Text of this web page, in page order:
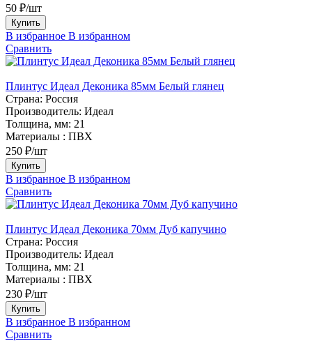
50 ₽/шт
Купить
В избранное В избранном
Сравнить
Плинтус Идеал Деконика 85мм Белый глянец
Страна: Россия
Производитель: Идеал
Толщина, мм: 21
Материалы : ПВХ
250 ₽/шт
Купить
В избранное В избранном
Сравнить
Плинтус Идеал Деконика 70мм Дуб капучино
Страна: Россия
Производитель: Идеал
Толщина, мм: 21
Материалы : ПВХ
230 ₽/шт
Купить
В избранное В избранном
Сравнить